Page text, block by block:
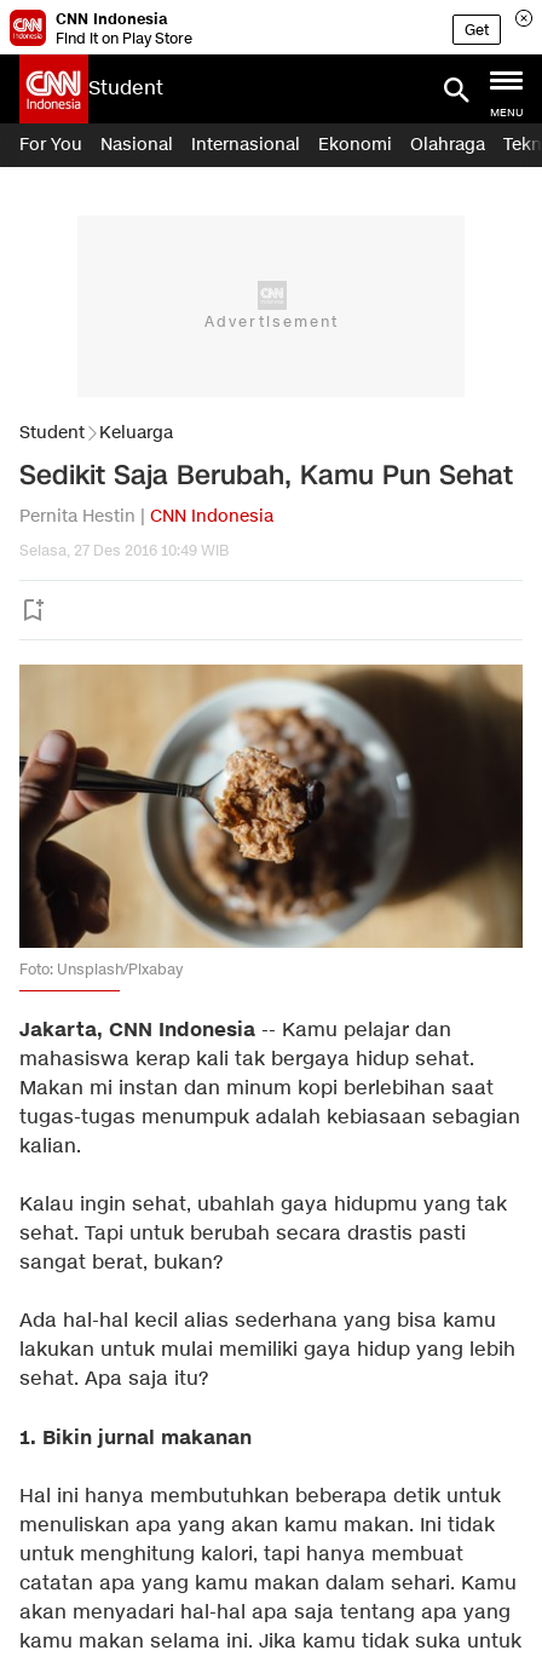
CNN Indonesia
Find it on Play Store
Get
Student
MENU
For You Nasional Internasional Ekonomi Olahraga
Student Keluarga
Sedikit Saja Berubah, Kamu Pun Sehat
Pernita Hestin | CNN Indonesia
Selasa, 27 Des 2016 10:49 WIB
Foto: Unsplash/Pixabay
Jakarta, CNN Indonesia -- Kamu pelajar dan
mahasiswa kerap kali tak bergaya hidup sehat.
Makan mi instan dan minum kopi berlebihan saat
tugas-tugas menumpuk adalah kebiasaan sebagian
kalian.
Kalau ingin sehat, ubahlah gaya hidupmu yang tak
sehat. Tapi untuk berubah secara drastis pasti
sangat berat, bukan?
Ada hal-hal kecil alias sederhana yang bisa kamu
lakukan untuk mulai memiliki gaya hidup yang lebih
sehat. Apa saja itu?
1. Bikin jurnal makanan
Hal ini hanya membutuhkan beberapa detik untuk
menuliskan apa yang akan kamu makan. Ini tidak
untuk menghitung kalori, tapi hanya membuat
catatan apa yang kamu makan dalam sehari. Kamu
akan menyadari hal-hal apa saja tentang apa yang
kamu makan selama ini. Jika kamu tidak suka untuk